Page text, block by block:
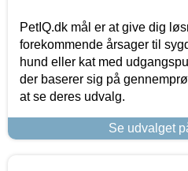
PetIQ.dk mål er at give dig
forekommende årsager til
hund eller kat med
der baserer sig på
at se deres udvalg.
Se udvalget